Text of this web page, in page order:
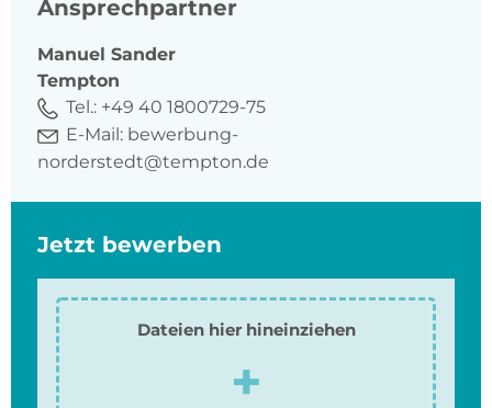
Ansprechpartner
Manuel Sander
Tempton
Tel.: +49 40 1800729-75
E-Mail: bewerbung-
norderstedt@tempton.de
Jetzt bewerben
Dateien hier hineinziehen